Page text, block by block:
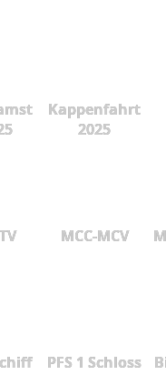
Kappenfahrt
2025
MCC-MCV
PFS 1 Schloss